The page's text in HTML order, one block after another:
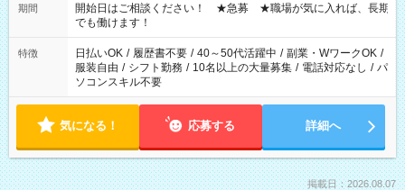
せん ※法令に基づき、週20時間以上勤務は社会保険への加入対
象となります ※労働者派遣法（日雇い派遣の原則禁止）によ
り、短時間・短期間の就業はご案内が難しい場合があります
期間
開始日はご相談ください！ ★急募 ★職場が気に入れば、長期
でも働けます！
特徴 日払いOK / 履歴書不要 / 40～50代活躍中 / 副業・WワークOK /
服装自由 / シフト勤務 / 10名以上の大量募集 / 電話対応なし / パ
ソコンスキル不要
気になる！ 応募する 詳細へ
掲載日：2026.08.07